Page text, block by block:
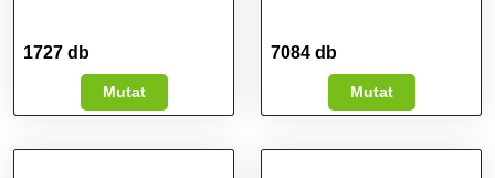
1727 db
Mutat
7084 db
Mutat